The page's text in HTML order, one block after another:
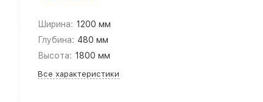
Ширина: 1200 мм
Глубина: 480 мм
Высота: 1800 мм
Все характеристики